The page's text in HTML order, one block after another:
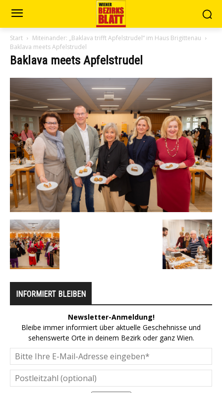
Start
Miteinander: „Baklava trifft Apfelstrudel“ im Haus Brigittenau
Baklava meets Apfelstrudel
Baklava meets Apfelstrudel
INFORMIERT BLEIBEN
Newsletter-Anmeldung!
Bleibe immer informiert über aktuelle Geschehnisse und
sehenswerte Orte in deinem Bezirk oder ganz Wien.